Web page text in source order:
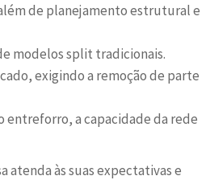
de planejamento estrutural e
modelos split tradicionais.
exigindo a remoção de parte
entreforro, a capacidade da rede
atenda às suas expectativas e